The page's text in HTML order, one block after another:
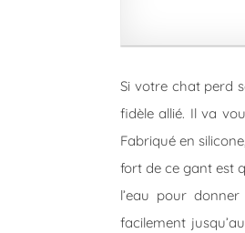
Si votre chat perd
fidèle allié. Il va
Fabriqué en
fort de ce gant est
l’eau pour
facilement